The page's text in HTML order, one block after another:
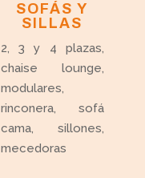
SOFÁS Y
SILLAS
2, 3 y 4 plazas,
chaise lounge,
modulares,
rinconera, sofá
cama, sillones,
mecedoras